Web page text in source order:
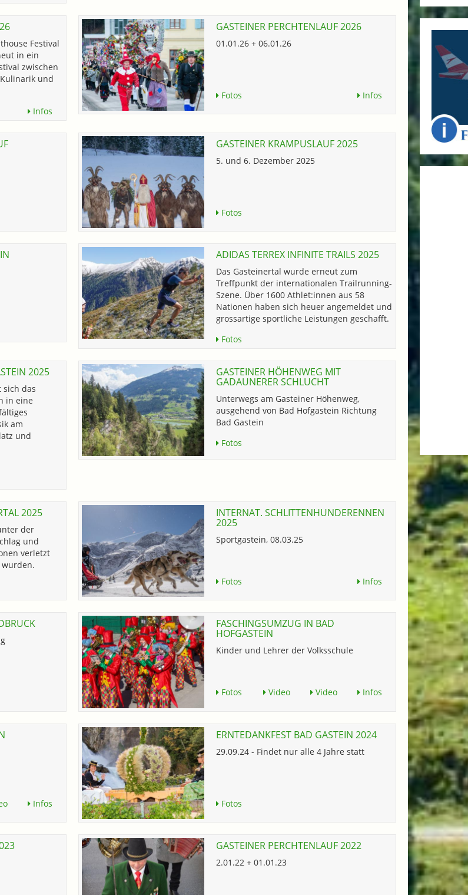
Festival
in ein
zwischen
und
Infos
GASTEINER PERCHTENLAUF 2026
01.01.26 + 06.01.26
Fotos Infos
GASTEINER KRAMPUSLAUF 2025
5. und 6. Dezember 2025
Fotos
ADIDAS TERREX INFINITE TRAILS 2025
Das Gasteinertal wurde erneut zum
Treffpunkt der internationalen Trailrunning-
Szene. Über 1600 Athlet:innen aus 58
Nationen haben sich heuer angemeldet und
grossartige sportliche Leistungen geschafft.
Fotos
2025
sich das
in eine
am
und
GASTEINER HÖHENWEG MIT
GADAUNERER SCHLUCHT
Unterwegs am Gasteiner Höhenweg,
ausgehend von Bad Hofgastein Richtung
Bad Gastein
Fotos
2025
der
und
verletzt
INTERNAT. SCHLITTENHUNDERENNEN
2025
Sportgastein, 08.03.25
Fotos Infos
FASCHINGSUMZUG IN BAD
HOFGASTEIN
Kinder und Lehrer der Volksschule
Fotos Video Video Infos
Infos
ERNTEDANKFEST BAD GASTEIN 2024
29.09.24 - Findet nur alle 4 Jahre statt
Fotos
GASTEINER PERCHTENLAUF 2022
2.01.22 + 01.01.23